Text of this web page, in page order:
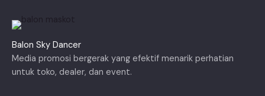
Balon Sky Dancer
Media promosi bergerak yang efektif menarik perhatian
untuk toko, dealer, dan event.